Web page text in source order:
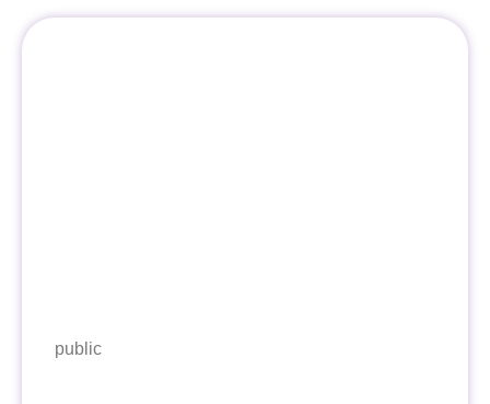
public